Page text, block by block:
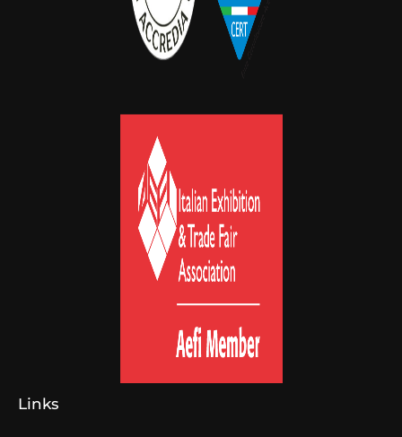
Links